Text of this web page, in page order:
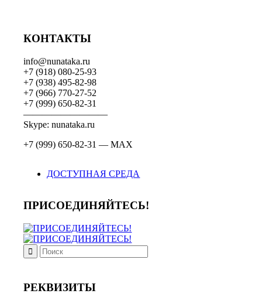
КОНТАКТЫ
info@nunataka.ru
+7 (918) 080-25-93
+7 (938) 495-82-98
+7 (966) 770-27-52
+7 (999) 650-82-31
—————————
Skype: nunataka.ru
+7 (999) 650-82-31 — MAX
ДОСТУПНАЯ СРЕДА
ПРИСОЕДИНЯЙТЕСЬ!
РЕКВИЗИТЫ